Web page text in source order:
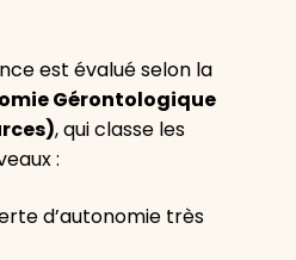
est évalué selon la
Gérontologique
, qui classe les
:
d’autonomie très